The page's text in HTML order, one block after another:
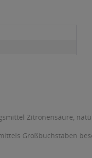
Zitronensäure,
Großbuchstaben